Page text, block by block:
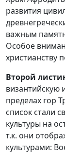
развития
важным
Особое
христианству
Второй
византийскую
пределах гор
список стали
культуры на
т.к. они
культурами: